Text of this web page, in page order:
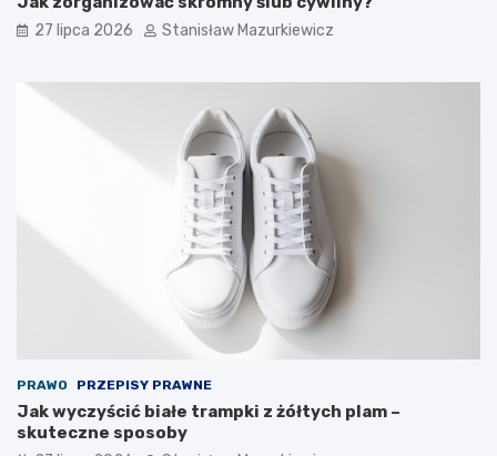
27 lipca 2026 Stanisław Mazurkiewicz
PRAWO PRZEPISY PRAWNE
Jak wyczyścić białe trampki z żółtych plam –
skuteczne sposoby